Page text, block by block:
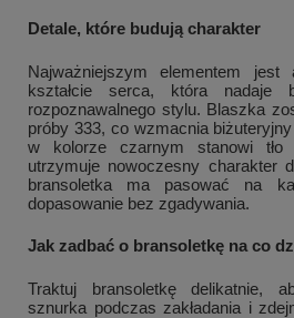
Detale, które budują charakter
Najważniejszym elementem
kształcie serca, która nadaje
rozpoznawalnego stylu. Blaszka
próby 333, co wzmacnia
w kolorze czarnym stanowi tło
utrzymuje nowoczesny charakter
bransoletka ma pasować na
dopasowanie bez zgadywania.
Jak zadbać o bransoletkę na co
Traktuj bransoletkę delikatnie,
sznurka podczas zakładania i